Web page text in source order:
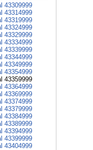
43309999
43314999
43319999
43324999
43329999
43334999
43339999
43344999
43349999
43354999
43359999
43364999
43369999
43374999
43379999
43384999
43389999
43394999
43399999
43404999